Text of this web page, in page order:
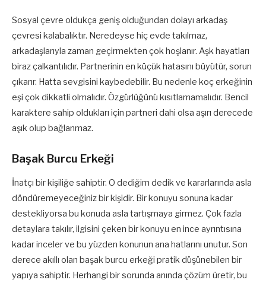
Sosyal çevre oldukça geniş olduğundan dolayı arkadaş
çevresi kalabalıktır. Neredeyse hiç evde takılmaz,
arkadaşlarıyla zaman geçirmekten çok hoşlanır. Aşk hayatları
biraz çalkantılıdır. Partnerinin en küçük hatasını büyütür, sorun
çıkarır. Hatta sevgisini kaybedebilir. Bu nedenle koç erkeğinin
eşi çok dikkatli olmalıdır. Özgürlüğünü kısıtlamamalıdır. Bencil
karaktere sahip oldukları için partneri dahi olsa aşırı derecede
aşık olup bağlanmaz.
Başak Burcu Erkeği
İnatçı bir kişiliğe sahiptir. O dediğim dedik ve kararlarında asla
döndüremeyeceğiniz bir kişidir. Bir konuyu sonuna kadar
destekliyorsa bu konuda asla tartışmaya girmez. Çok fazla
detaylara takılır, ilgisini çeken bir konuyu en ince ayrıntısına
kadar inceler ve bu yüzden konunun ana hatlarını unutur. Son
derece akıllı olan başak burcu erkeği pratik düşünebilen bir
yapıya sahiptir. Herhangi bir sorunda anında çözüm üretir, bu